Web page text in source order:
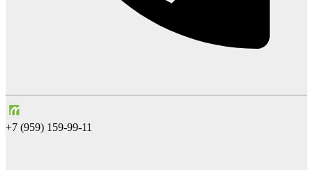
+7 (959) 159-99-11